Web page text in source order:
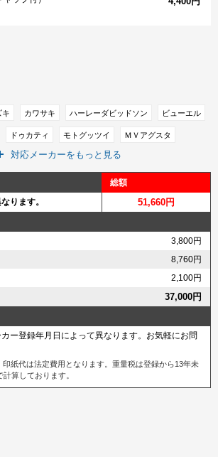
キ カワサキ ハーレーダビッドソン ビューエル
ドゥカティ モトグッツイ ＭＶアグスタ
対応メーカーをもっと見る
総額
ります。
51,660円
3,800円
8,760円
2,100円
37,000円
ー登録年月日によって異なります。お気軽にお問
紙代は法定費用となります。重量税は登録から13年未
算しております。